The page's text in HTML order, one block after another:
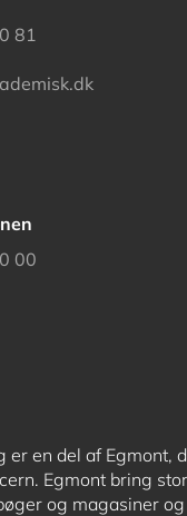
81
00
er en del af Egmont,
Egmont bring
og magasiner